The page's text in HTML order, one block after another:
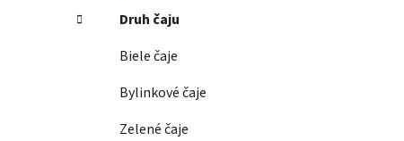
ý
ó
Druh čaju
Biele čaje
Bylinkové čaje
Zelené čaje